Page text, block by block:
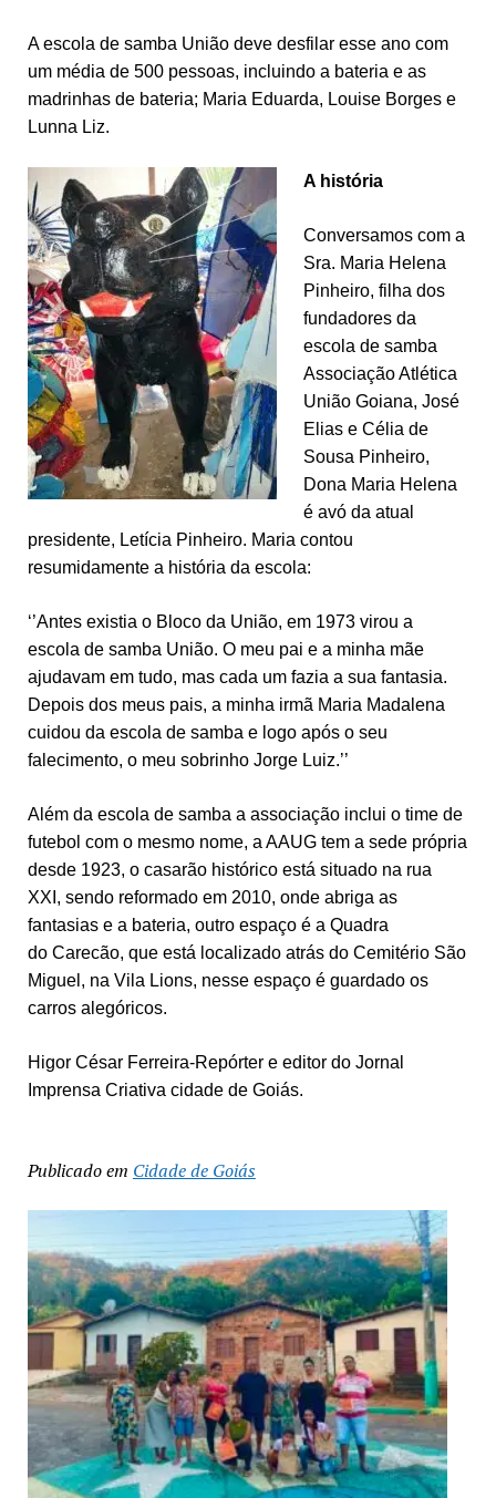
A escola de samba União deve desfilar esse ano com
um média de 500 pessoas, incluindo a bateria e as
madrinhas de bateria; Maria Eduarda, Louise Borges e
Lunna Liz.
A história
Conversamos com a
Sra. Maria Helena
Pinheiro, filha dos
fundadores da
escola de samba
Associação Atlética
União Goiana, José
Elias e Célia de
Sousa Pinheiro,
Dona Maria Helena
é avó da atual
presidente, Letícia Pinheiro. Maria contou
resumidamente a história da escola:
‘’Antes existia o Bloco da União, em 1973 virou a
escola de samba União. O meu pai e a minha mãe
ajudavam em tudo, mas cada um fazia a sua fantasia.
Depois dos meus pais, a minha irmã Maria Madalena
cuidou da escola de samba e logo após o seu
falecimento, o meu sobrinho Jorge Luiz.’’
Além da escola de samba a associação inclui o time de
futebol com o mesmo nome, a AAUG tem a sede própria
desde 1923, o casarão histórico está situado na rua
XXI, sendo reformado em 2010, onde abriga as
fantasias e a bateria, outro espaço é a Quadra
do Carecão, que está localizado atrás do Cemitério São
Miguel, na Vila Lions, nesse espaço é guardado os
carros alegóricos.
Higor César Ferreira-Repórter e editor do Jornal
Imprensa Criativa cidade de Goiás.
Publicado em Cidade de Goiás